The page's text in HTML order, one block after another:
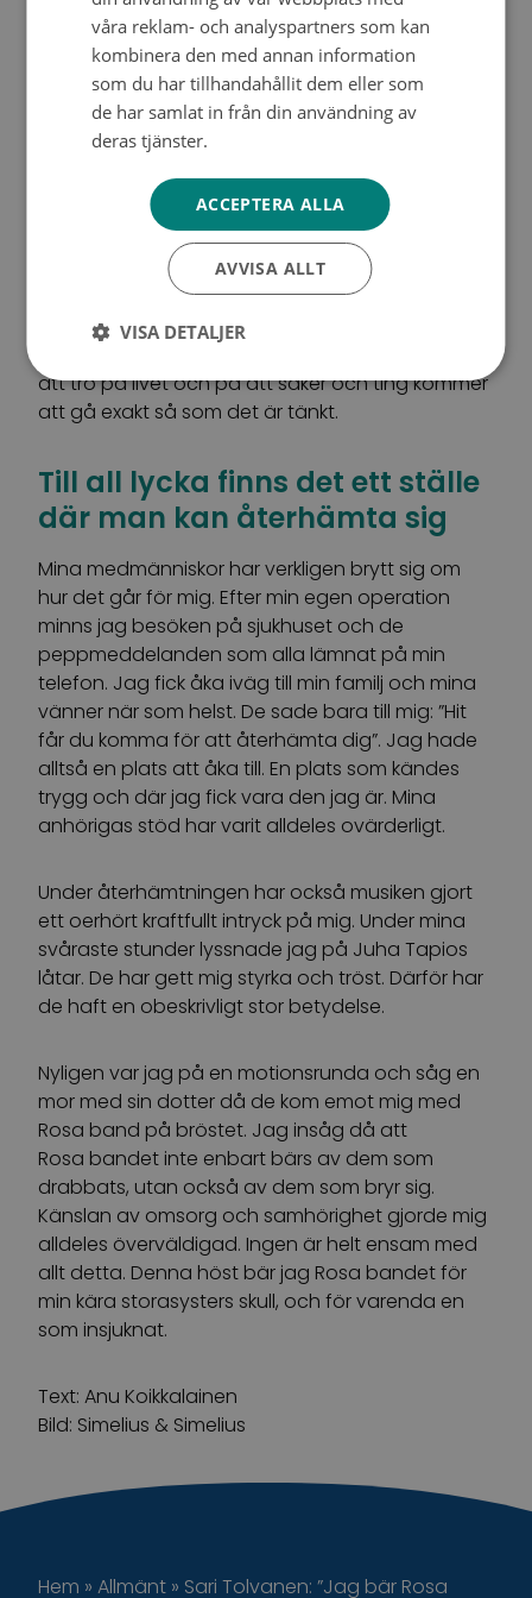
och snabbare än jag trodde. Min systers
situation påverkade min inställning otroligt
mycket. På grund av henne förstod jag vad som
låg i vågskålen. Jag är tacksam över att jag
hade möjlighet att välja en operation i
förebyggande syfte. Min syster hade inte det.
Om inte min syster hade insjuknat, hade vi inte
ens vetat om detta.
I framtiden kommer de att operera bort också
mina äggstockar. Detta väcker förstås frågor om
att tro på livet och på att saker och ting kommer
att gå exakt så som det är tänkt.
Till all lycka finns det ett ställe
där man kan återhämta sig
Mina medmänniskor har verkligen brytt sig om
hur det går för mig. Efter min egen operation
minns jag besöken på sjukhuset och de
peppmeddelanden som alla lämnat på min
telefon. Jag fick åka iväg till min familj och mina
vänner när som helst. De sade bara till mig: ”Hit
får du komma för att återhämta dig”. Jag hade
alltså en plats att åka till. En plats som kändes
trygg och där jag fick vara den jag är. Mina
anhörigas stöd har varit alldeles ovärderligt.
Under återhämtningen har också musiken gjort
ett oerhört kraftfullt intryck på mig. Under mina
svåraste stunder lyssnade jag på Juha Tapios
låtar. De har gett mig styrka och tröst. Därför har
de haft en obeskrivligt stor betydelse.
Nyligen var jag på en motionsrunda och såg en
mor med sin dotter då de kom emot mig med
Rosa band på bröstet. Jag insåg då att
Rosa bandet inte enbart bärs av dem som
drabbats, utan också av dem som bryr sig.
Känslan av omsorg och samhörighet gjorde mig
alldeles överväldigad. Ingen är helt ensam med
allt detta. Denna höst bär jag Rosa bandet för
min kära storasysters skull, och för varenda en
som insjuknat.
Text: Anu Koikkalainen
Bild: Simelius & Simelius
Hem » Allmänt » Sari Tolvanen: ”Jag bär Rosa
våra reklam- och analyspartners som kan
kombinera den med annan information
som du har tillhandahållit dem eller som
de har samlat in från din användning av
deras tjänster.
ACCEPTERA ALLA
AVVISA ALLT
VISA DETALJER